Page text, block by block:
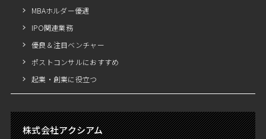
MBAホルダー優遇
IPO関連業務
優良＆注目ベンチャー
ポストコンサルにおすすめ
起業・創業に役立つ
株式会社アクシアム